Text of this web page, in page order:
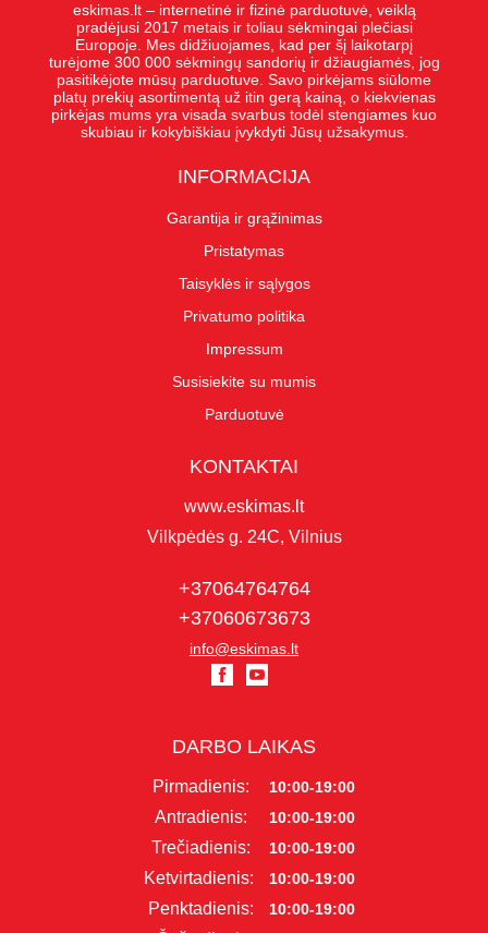
eskimas.lt – internetinė ir fizinė parduotuvė, veiklą
pradėjusi 2017 metais ir toliau sėkmingai plečiasi
Europoje. Mes didžiuojames, kad per šį laikotarpį
turėjome 300 000 sėkmingų sandorių ir džiaugiamės, jog
pasitikėjote mūsų parduotuve. Savo pirkėjams siūlome
platų prekių asortimentą už itin gerą kainą, o kiekvienas
pirkėjas mums yra visada svarbus todėl stengiames kuo
skubiau ir kokybiškiau įvykdyti Jūsų užsakymus.
INFORMACIJA
Garantija ir grąžinimas
Pristatymas
Taisyklės ir sąlygos
Privatumo politika
Impressum
Susisiekite su mumis
Parduotuvė
KONTAKTAI
www.eskimas.lt
Vilkpėdės g. 24C, Vilnius
+37064764764
+37060673673
info@eskimas.lt
DARBO LAIKAS
Pirmadienis: 10:00-19:00
Antradienis: 10:00-19:00
Trečiadienis: 10:00-19:00
Ketvirtadienis: 10:00-19:00
Penktadienis: 10:00-19:00